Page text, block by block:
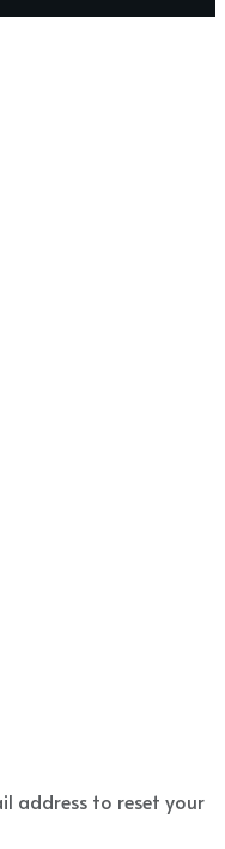
address to reset your